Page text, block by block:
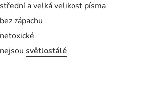
střední a velká velikost písma
bez zápachu
netoxické
nejsou světlostálé